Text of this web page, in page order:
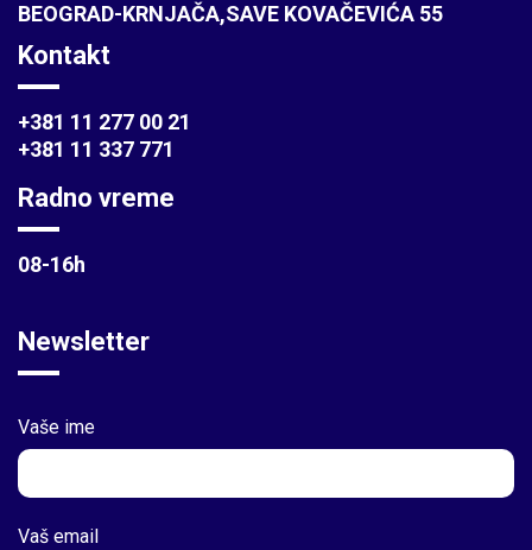
BEOGRAD-KRNJAČA,SAVE KOVAČEVIĆA 55
Kontakt
+381 11 277 00 21
+381 11 337 771
Radno vreme
08-16h
Newsletter
Vaše ime
Vaš email